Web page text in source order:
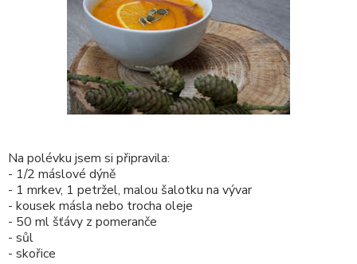
Na polévku jsem si připravila:
- 1/2 máslové dýně
- 1 mrkev, 1 petržel, malou šalotku na vývar
- kousek másla nebo trocha oleje
- 50 ml šťávy z pomeranče
- sůl
- skořice